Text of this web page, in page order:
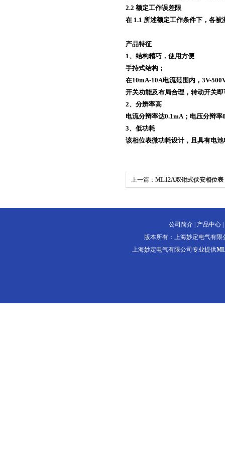
2.2 额定工作误差限
在 1.1 所述额定工作条件下，各
产品特征
1、结构精巧，使用方便
手持式结构；
在10mA-10A电流范围内，3V-
开关功能及布局合理，转动开关
2、分辨率高
电流分辩率达0.1mA；电压分辩率
3、低功耗
该相位表微功耗设计，且具有电
上一篇： ML12A双钳式伏安相位表
公司简介 产品中心
版本所有：上海妙定电气有
上海妙定电气有限公司专业提供